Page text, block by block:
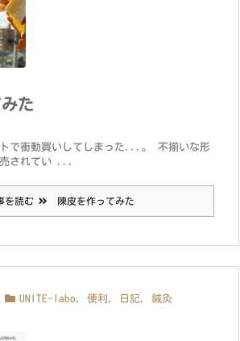
た
で衝動買いしてしまった...。 不揃いな形
売されてい ...
を読む 陳皮を作ってみた
UNITE-labo, 便利 , 日記, 鍼灸